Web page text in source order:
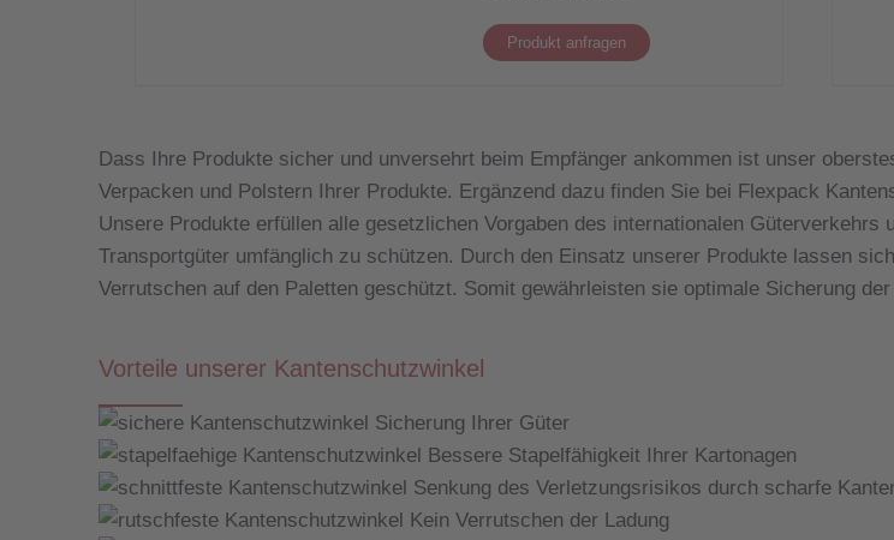
Produkt anfragen
Dass Ihre Produkte sicher und unversehrt beim Empfänger ankommen ist unser
Verpacken und Polstern Ihrer Produkte. Ergänzend dazu finden Sie bei Flexpack
Unsere Produkte erfüllen alle gesetzlichen Vorgaben des internationalen
Transportgüter umfänglich zu schützen. Durch den Einsatz unserer Produkte lassen
Verrutschen auf den Paletten geschützt. Somit gewährleisten sie optimale Sicherung
Vorteile unserer Kantenschutzwinkel
Sicherung Ihrer Güter
Bessere Stapelfähigkeit Ihrer Kartonagen
Senkung des Verletzungsrisikos durch scharfe
Kein Verrutschen der Ladung